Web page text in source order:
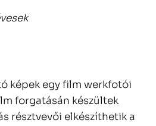
képek egy film werkfotói
forgatásán készültek
résztvevői elkészíthetik a